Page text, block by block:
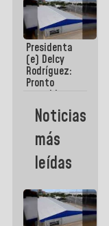
Giraly
Marcano por
hacer
historia en
los
Centroamericanos
Presidenta
(e) Delcy
Rodríguez:
Pronto
restableceremos
las
operaciones
Aeropuerto
Internacional
de
Noticias
más
leídas